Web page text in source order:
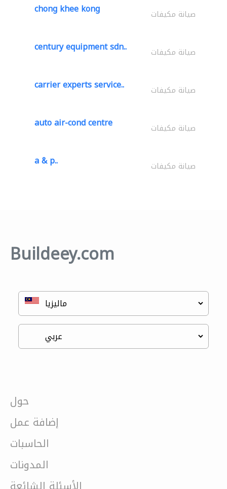
chong khee kong صيانة مكيفات
century equipment sdn.. صيانة مكيفات
carrier experts service.. صيانة مكيفات
auto air-cond centre صيانة مكيفات
a & p.. صيانة مكيفات
Buildeey.com
حول
إضافة عمل
الحاسبات
المدونات